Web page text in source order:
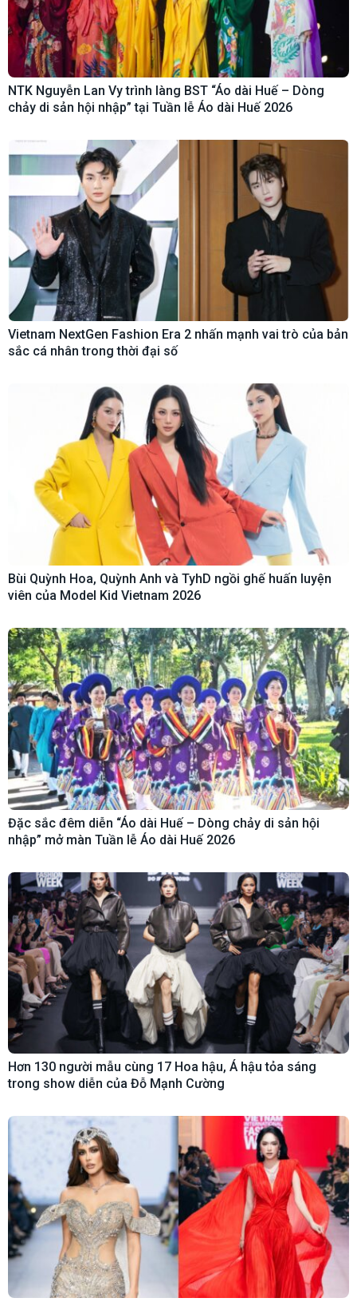
NTK Nguyễn Lan Vy trình làng BST “Áo dài Huế – Dòng
chảy di sản hội nhập” tại Tuần lễ Áo dài Huế 2026
Vietnam NextGen Fashion Era 2 nhấn mạnh vai trò của bản
sắc cá nhân trong thời đại số
Bùi Quỳnh Hoa, Quỳnh Anh và TyhD ngồi ghế huấn luyện
viên của Model Kid Vietnam 2026
Đặc sắc đêm diễn “Áo dài Huế – Dòng chảy di sản hội
nhập” mở màn Tuần lễ Áo dài Huế 2026
Hơn 130 người mẫu cùng 17 Hoa hậu, Á hậu tỏa sáng
trong show diễn của Đỗ Mạnh Cường